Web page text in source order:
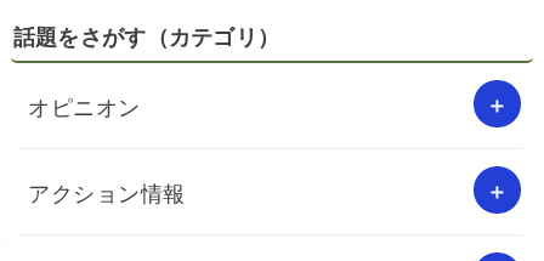
話題をさがす（カテゴリ）
オピニオン
アクション情報